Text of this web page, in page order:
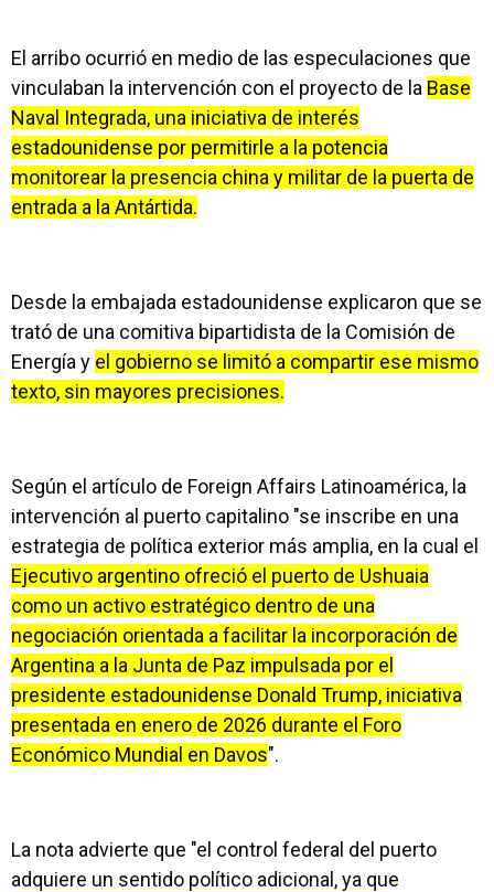
El arribo ocurrió en medio de las especulaciones que
vinculaban la intervención con el proyecto de la Base
Naval Integrada, una iniciativa de interés
estadounidense por permitirle a la potencia
monitorear la presencia china y militar de la puerta de
entrada a la Antártida.
Desde la embajada estadounidense explicaron que se
trató de una comitiva bipartidista de la Comisión de
Energía y el gobierno se limitó a compartir ese mismo
texto, sin mayores precisiones.
Según el artículo de Foreign Affairs Latinoamérica, la
intervención al puerto capitalino "se inscribe en una
estrategia de política exterior más amplia, en la cual el
Ejecutivo argentino ofreció el puerto de Ushuaia
como un activo estratégico dentro de una
negociación orientada a facilitar la incorporación de
Argentina a la Junta de Paz impulsada por el
presidente estadounidense Donald Trump, iniciativa
presentada en enero de 2026 durante el Foro
Económico Mundial en Davos".
La nota advierte que "el control federal del puerto
adquiere un sentido político adicional, ya que